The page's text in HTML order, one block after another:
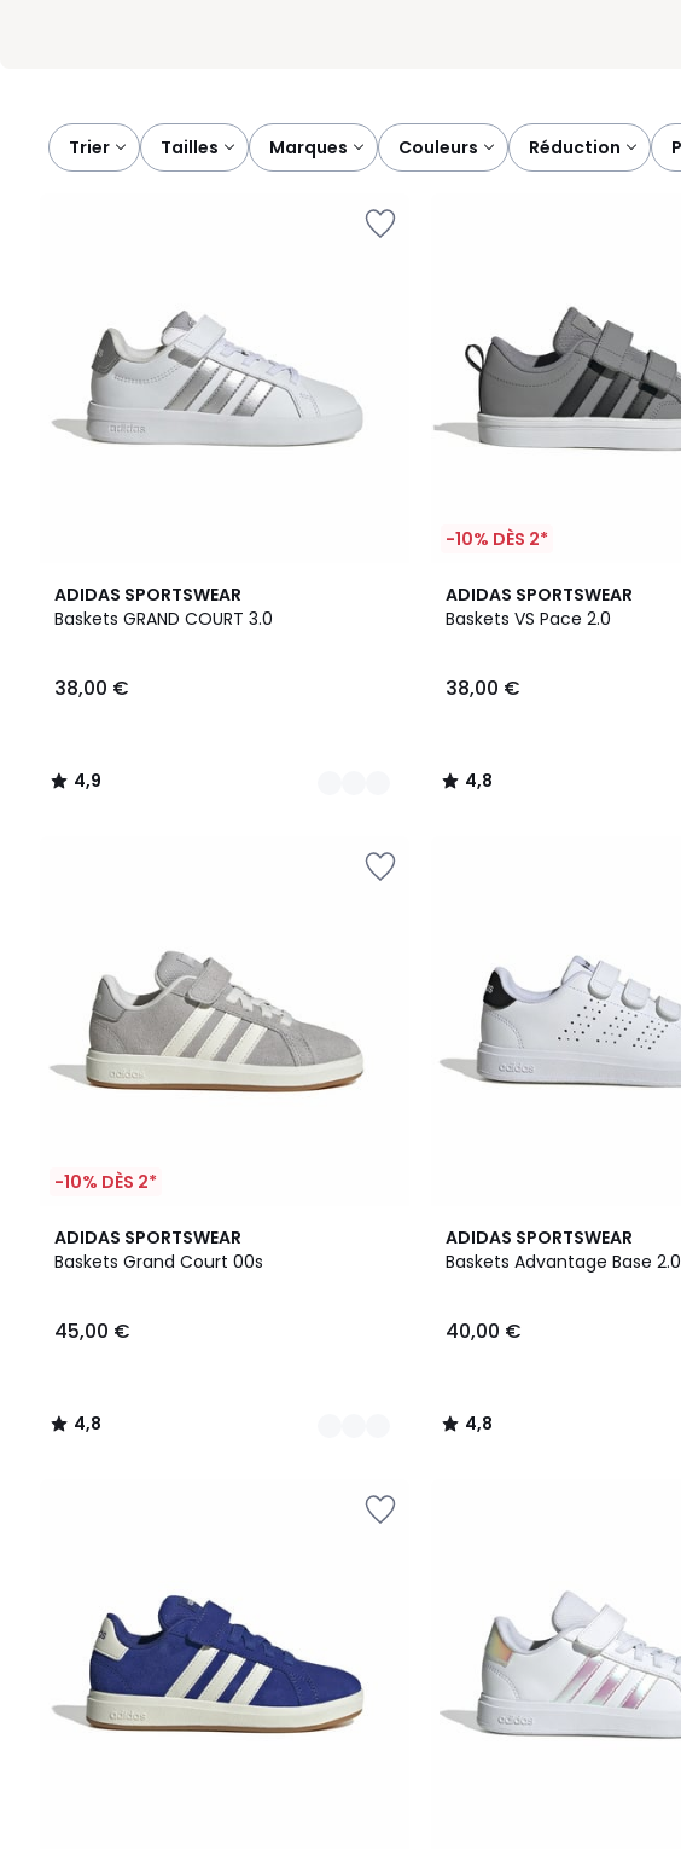
Trier tailles marques couleurs réduction
ADIDAS SPORTSWEAR
Baskets GRAND COURT 3.0
€.
38,00 €
4,9
/ 5
3
Couleurs
4,9
/
-10% DÈS 2*
ADIDAS SPORTSWEAR
Baskets VS Pace 2.0
38,00 €
4,8
/ 5
2
Couleurs
4,8
/
-10% DÈS 2*
ADIDAS SPORTSWEAR
Baskets Grand Court 00s
45,00 €
4,8
/ 5
4
Couleurs
4,8
/
ADIDAS SPORTSWEAR
Baskets Advantage Base 2.0
40,00 €
4,8
/ 5
3
Couleurs
4,8
/